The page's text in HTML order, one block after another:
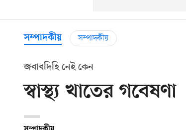
সম্পাদকীয় সম্পাদকীয়
জবাবদিহি নেই কেন
স্বাস্থ্য খাতের গবেষণা